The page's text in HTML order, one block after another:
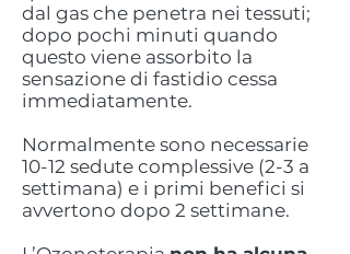
dal gas che penetra nei tessuti;
dopo pochi minuti quando
questo viene assorbito la
sensazione di fastidio cessa
immediatamente.
Normalmente sono necessarie
10-12 sedute complessive (2-3 a
settimana) e i primi benefici si
avvertono dopo 2 settimane.